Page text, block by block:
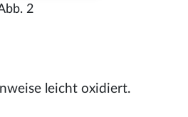
2
leicht oxidiert.